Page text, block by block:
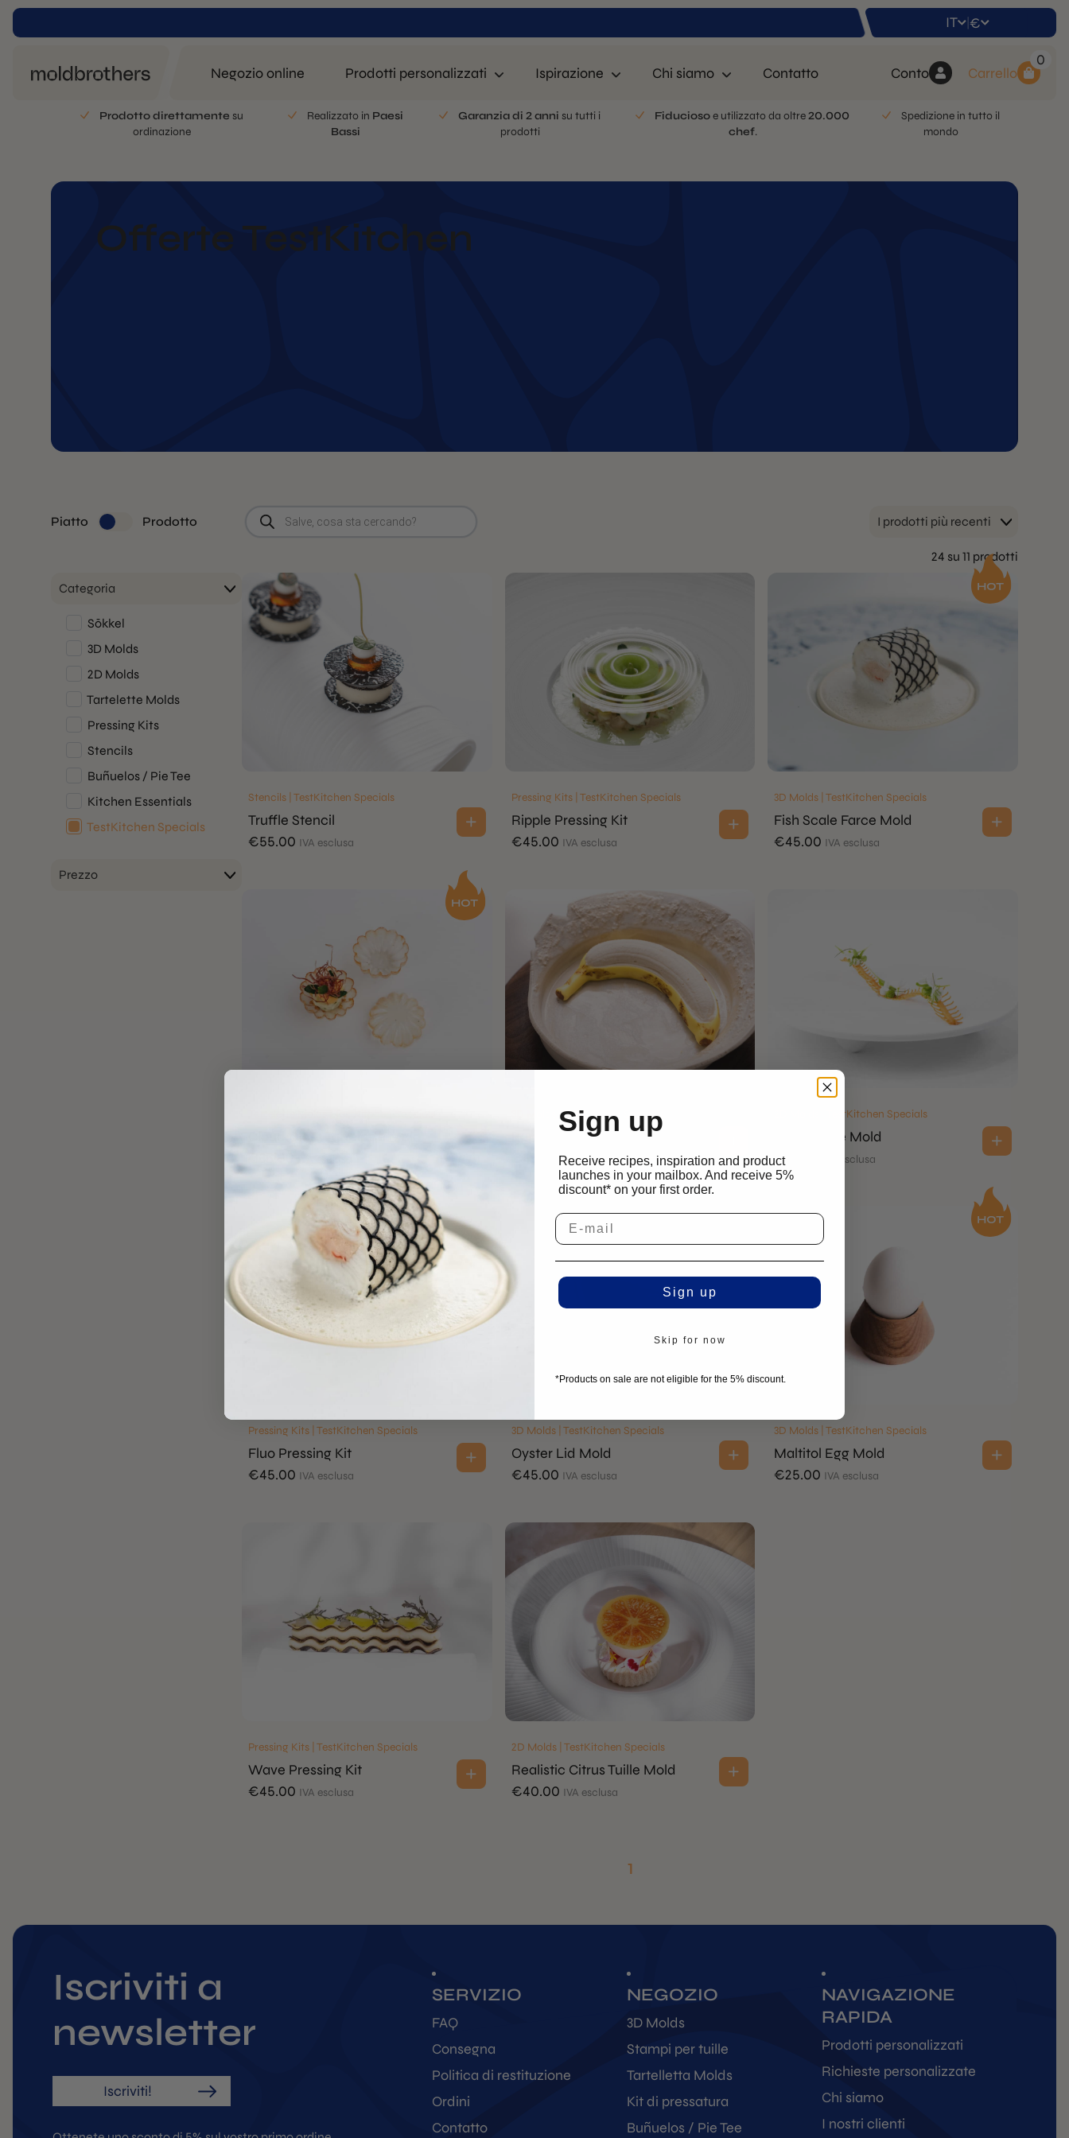
IT | €
Negozio online Prodotti personalizzati Ispirazione Chi siamo Contatto Conto
0
Carrello
Prodotto direttamente su
ordinazione
Realizzato in Paesi
Bassi
Garanzia di 2 anni su tutti i
prodotti
Fiduciosoe utilizzato da oltre20.000
chef.
Spedizione in tutto il
mondo
Offerte TestKitchen
Piatto Prodotto
Ricerca
prodotti
I prodotti più recenti
Categoria
Sōkkel
3D Molds
2D Molds
Tartelette Molds
Pressing Kits
Stencils
Buñuelos / Pie Tee
Kitchen Essentials
TestKitchen Specials
Prezzo
24 su 11 prodotti
Stencils | TestKitchen Specials
Truffle Stencil
€55.00 IVA esclusa
Pressing Kits | TestKitchen Specials
Ripple Pressing Kit
€45.00 IVA esclusa
3D Molds | TestKitchen Specials
Fish Scale Farce Mold
€45.00 IVA esclusa
IVA esclusa
3D Molds | TestKitchen Specials
Banana Molds
IVA esclusa
2D Molds | TestKitchen Specials
Unagi Tuille Mold
€18.00 IVA esclusa
Pressing Kits | TestKitchen Specials
Fluo Pressing Kit
€45.00 IVA esclusa
3D Molds | TestKitchen Specials
Oyster Lid Mold
€45.00 IVA esclusa
3D Molds | TestKitchen Specials
Maltitol Egg Mold
€25.00 IVA esclusa
Pressing Kits | TestKitchen Specials
Wave Pressing Kit
€45.00 IVA esclusa
2D Molds | TestKitchen Specials
Realistic Citrus Tuille Mold
€40.00 IVA esclusa
1
Iscriviti a
newsletter
Iscriviti!
SERVIZIO
FAQ
Consegna
Politica di restituzione
Ordini
Contatto
NEGOZIO
3D Molds
Stampi per tuille
Tartelletta Molds
Kit di pressatura
Buñuelos / Pie Tee
NAVIGAZIONE
RAPIDA
Prodotti personalizzati
Richieste personalizzate
Chi siamo
I nostri clienti
Sign up
Receive recipes, inspiration and product
launches in your mailbox. And receive 5%
discount* on your first order.
Sign up
Skip for now
*Products on sale are not eligible for the 5% discount.